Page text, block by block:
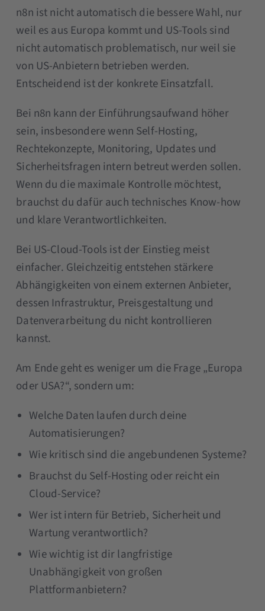
n8n ist nicht automatisch die bessere Wahl, nur
weil es aus Europa kommt und US-Tools sind
nicht automatisch problematisch, nur weil sie
von US-Anbietern betrieben werden.
Entscheidend ist der konkrete Einsatzfall.
Bei n8n kann der Einführungsaufwand höher
sein, insbesondere wenn Self-Hosting,
Rechtekonzepte, Monitoring, Updates und
Sicherheitsfragen intern betreut werden sollen.
Wenn du die maximale Kontrolle möchtest,
brauchst du dafür auch technisches Know-how
und klare Verantwortlichkeiten.
Bei US-Cloud-Tools ist der Einstieg meist
einfacher. Gleichzeitig entstehen stärkere
Abhängigkeiten von einem externen Anbieter,
dessen Infrastruktur, Preisgestaltung und
Datenverarbeitung du nicht kontrollieren
kannst.
Am Ende geht es weniger um die Frage „Europa
oder USA?“, sondern um:
Welche Daten laufen durch deine
Automatisierungen?
Wie kritisch sind die angebundenen Systeme?
Brauchst du Self-Hosting oder reicht ein
Cloud-Service?
Wer ist intern für Betrieb, Sicherheit und
Wartung verantwortlich?
Wie wichtig ist dir langfristige
Unabhängigkeit von großen
Plattformanbietern?